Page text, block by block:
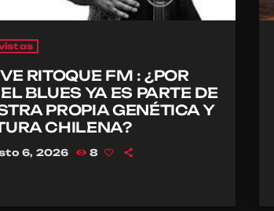
RITOQUE FM : ¿POR
BLUES YA ES PARTE DE
PROPIA GENÉTICA Y
CHILENA?
6, 2026 8